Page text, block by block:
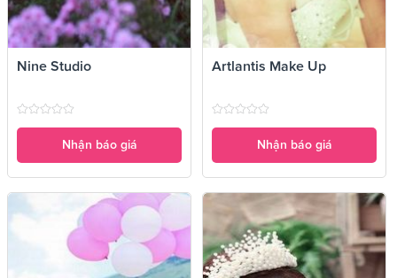
Nine Studio
Nhận báo giá
Artlantis Make Up
Nhận báo giá